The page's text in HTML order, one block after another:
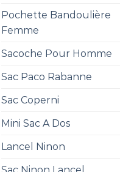
Pochette Bandoulière
Femme
Sacoche Pour Homme
Sac Paco Rabanne
Sac Coperni
Mini Sac A Dos
Lancel Ninon